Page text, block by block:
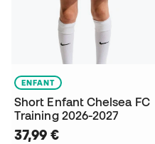
ENFANT
Short Enfant Chelsea FC
Training 2026-2027
37,99 €